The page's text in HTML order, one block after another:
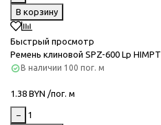
В корзину
Быстрый просмотр
Ремень клиновой SPZ-600 Lp HIMPT
В наличии 100 пог. м
1.38 BYN /пог. м
−